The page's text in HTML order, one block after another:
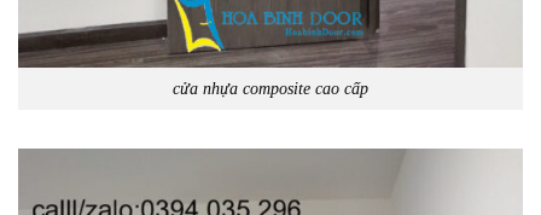
cửa nhựa composite cao cấp